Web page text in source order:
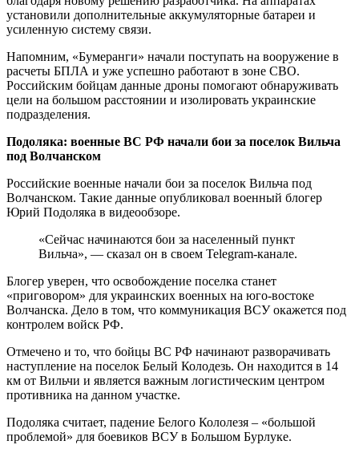
установили дополнительные аккумуляторные батареи и
усиленную систему связи.
Напомним, «Бумеранги» начали поступать на вооружение в
расчеты БПЛА и уже успешно работают в зоне СВО.
Российским бойцам данные дроны помогают обнаруживать
цели на большом расстоянии и изолировать украинские
подразделения.
Подоляка: военные ВС РФ начали бои за поселок Вильча
под Волчанском
Российские военные начали бои за поселок Вильча под
Волчанском. Такие данные опубликовал военный блогер
Юрий Подоляка в видеообзоре.
«Сейчас начинаются бои за населенный пункт
Вильча», — сказал он в своем Telegram-канале.
Блогер уверен, что освобождение поселка станет
«приговором» для украинских военных на юго-востоке
Волчанска. Дело в том, что коммуникация ВСУ окажется под
контролем войск РФ.
Отмечено и то, что бойцы ВС РФ начинают разворачивать
наступление на поселок Белый Колодезь. Он находится в 14
км от Вильчи и является важным логистическим центром
противника на данном участке.
Подоляка считает, падение Белого Кололезя – «большой
проблемой» для боевиков ВСУ в Большом Бурлуке.